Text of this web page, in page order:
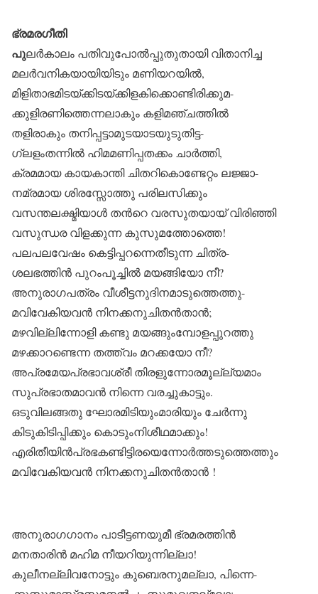
ഭ്രമരഗീതി
പുലർകാലം പതിവുപോൽപ്പുതുതായി വിതാനിച്ച
മലർവനികയായിയിടും മണിയറയിൽ,
മിളിതാഭമിടയ്ക്കിടയ്ക്കിളകിക്കൊണ്ടിരിക്കുമ-
ക്കുളിരണിത്തെന്നലാകും കളിമഞ്ചത്തിൽ
തളിരാകും തനിപ്പട്ടാമുടയാടയുടുതിട്ട-
ഗ്ലളംതന്നിൽ ഹിമമണിപ്പതക്കം ചാർത്തി,
ക്രമമായ കായകാന്തി ചിതറികൊണ്ടേറ്റം ലജ്ജാ-
നമ്രമായ ശിരസ്സോത്തു പരിലസിക്കും
വസന്തലക്ഷ്മിയാൾ തൻറെ വരസുതയായ്‌ വിരിഞ്ഞി
വസുന്ധര വിളക്കുന്ന കുസുമത്തോത്തെ!
പലപലവേഷം കെട്ടിപ്പറന്നെതീടുന്ന ചിത്ര-
ശലഭത്തിൻ പുറംപൂച്ചിൽ മയങ്ങിയോ നീ?
അനുരാഗപത്രം വീശീട്ടനുദിനമാടുത്തെത്തു-
മവിവേകിയവൻ നിനക്കനുചിതൻതാൻ;
മഴവില്ലിന്നോളി കണ്ടു മയങ്ങുംമ്പോളപ്പുറത്തു
മഴക്കാറണ്ടെന്ന തത്ത്വം മറക്കയോ നീ?
അപ്രമേയപ്രഭാവശ്രീ തിരളുന്നോരമൂല്ല്യമാം
സുപ്രഭാതമാവൻ നിന്നെ വരച്ചുകാട്ടും.
ഒടുവിലങ്ങതു ഘോരമിടിയുംമാരിയും ചേർന്നു
കിടുകിടിപ്പിക്കും കൊടുംനിശീഥമാക്കും!
എരിതീയിൻപ്രഭകണ്ടിട്ടിരയെന്നോർത്തടുത്തെത്തും
മവിവേകിയവൻ നിനക്കനുചിതൻതാൻ !
അനുരാഗഗാനം പാടീട്ടണയുമീ ഭ്രമരത്തിൻ
മനതാരിൻ മഹിമ നീയറിയുന്നില്ലാ!
കുലീനല്ലിവനോട്ടും കുബെരനുമല്ലാ, പിന്നെ-